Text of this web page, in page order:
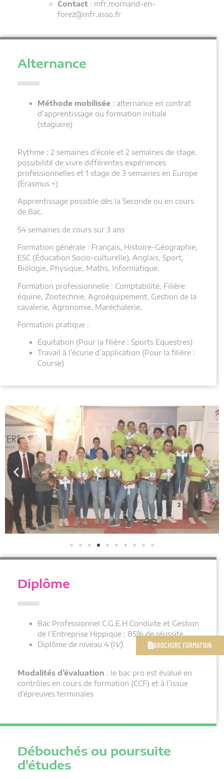
Contact : mfr.mornand-en-
forez@mfr.asso.fr
Alternance
Méthode mobilisée : alternance en contrat
d’apprentissage ou formation initiale
(stagiaire)
Rythme : 2 semaines d’école et 2 semaines de stage,
possibilité de vivre différentes expériences
professionnelles et 1 stage de 3 semaines en Europe
(Erasmus +)
Apprentissage possible dès la Seconde ou en cours
de Bac.
54 semaines de cours sur 3 ans
Formation générale : Français, Histoire-Géographie,
ESC (Éducation Socio-culturelle), Anglais, Sport,
Biologie, Physique, Maths, Informatique.
Formation professionnelle : Comptabilité, Filière
équine, Zootechnie, Agroéquipement, Gestion de la
cavalerie, Agronomie, Maréchalerie.
Formation pratique :
Equitation (Pour la filière : Sports Equestres)
Travail à l’écurie d’application (Pour la filière :
Course)
Diplôme
Bac Professionnel C.G.E.H Conduite et Gestion
de l’Entreprise Hippique : 85% de réussite.
Diplôme de niveau 4 (I V).
Modalités d’évaluation : le bac pro est évalué en
contrôles en cours de formation (CCF) et à l’issue
d’épreuves terminales
Débouchés ou poursuite
d'études
BROCHURE FORMATION